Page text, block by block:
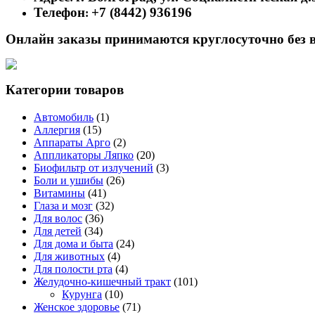
Телефон: +7 (8442) 936196
Онлайн заказы принимаются круглосуточно без
Категории товаров
Автомобиль (1)
Аллергия (15)
Аппараты Арго (2)
Аппликаторы Ляпко (20)
Биофильтр от излучений (3)
Боли и ушибы (26)
Витамины (41)
Глаза и мозг (32)
Для волос (36)
Для детей (34)
Для дома и быта (24)
Для животных (4)
Для полости рта (4)
Желудочно-кишечный тракт (101)
Курунга (10)
Женское здоровье (71)